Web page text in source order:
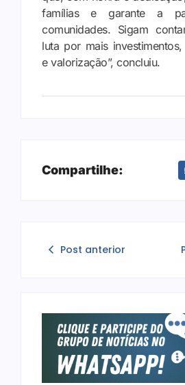
famílias e garante a
comunidades. Sigam
luta por mais
e valorização”, concluiu.
Compartilhe:
Post anterior